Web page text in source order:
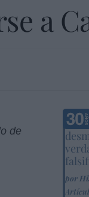
a
de
por